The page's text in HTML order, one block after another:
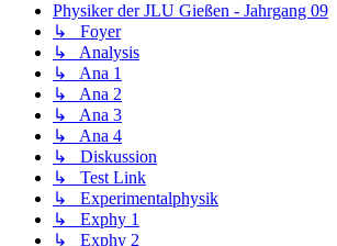
Physiker der JLU Gießen - Jahrgang 09
↳ Foyer
↳ Analysis
↳ Ana 1
↳ Ana 2
↳ Ana 3
↳ Ana 4
↳ Diskussion
↳ Test Link
↳ Experimentalphysik
↳ Exphy 1
↳ Exphy 2